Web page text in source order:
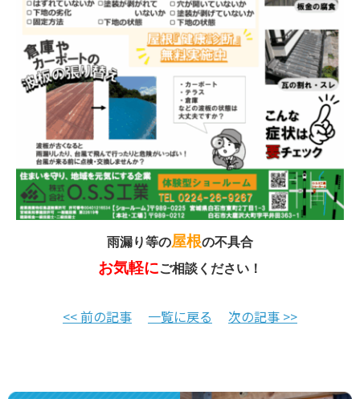
雨漏り等の屋根の不具合
お気軽にご相談ください！
<< 前の記事 一覧に戻る 次の記事 >>